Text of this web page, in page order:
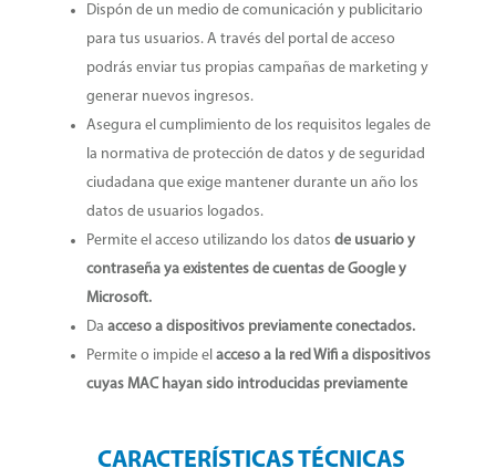
Dispón de un medio de comunicación y publicitario
para tus usuarios. A través del portal de acceso
podrás enviar tus propias campañas de marketing y
generar nuevos ingresos.
Asegura el cumplimiento de los requisitos legales de
la normativa de protección de datos y de seguridad
ciudadana que exige mantener durante un año los
datos de usuarios logados.
Permite el acceso utilizando los datos de usuario y
contraseña ya existentes de cuentas de Google y
Microsoft.
Da acceso a dispositivos previamente conectados.
Permite o impide el acceso a la red Wifi a dispositivos
cuyas MAC hayan sido introducidas previamente
CARACTERÍSTICAS TÉCNICAS